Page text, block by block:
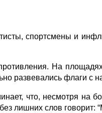
спортсмены и
На
развевались флаги с
что, несмотря на
лишних слов говорит: